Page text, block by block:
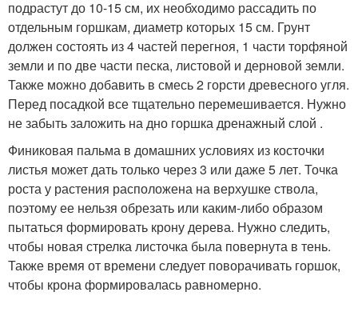
подрастут до 10-15 см, их необходимо рассадить по
отдельным горшкам, диаметр которых 15 см. Грунт
должен состоять из 4 частей перегноя, 1 части торфяной
земли и по две части песка, листовой и дерновой земли.
Также можно добавить в смесь 2 горсти древесного угля.
Перед посадкой все тщательно перемешивается. Нужно
не забыть заложить на дно горшка дренажный слой .
Финиковая пальма в домашних условиях из косточки
листья может дать только через 3 или даже 5 лет. Точка
роста у растения расположена на верхушке ствола,
поэтому ее нельзя обрезать или каким-либо образом
пытаться формировать крону дерева. Нужно следить,
чтобы новая стрелка листочка была повернута в тень.
Также время от времени следует поворачивать горшок,
чтобы крона формировалась равномерно.